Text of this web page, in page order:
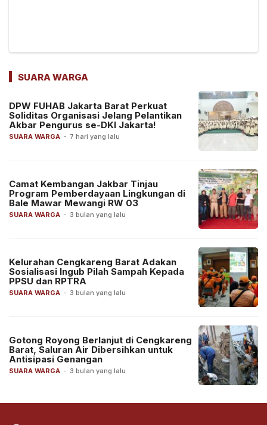
SUARA WARGA
SUARA WARGA - 7 hari yang lalu
DPW FUHAB Jakarta Barat Perkuat
Soliditas Organisasi Jelang Pelantikan
Akbar Pengurus se-DKI Jakarta!
SUARA WARGA - 3 bulan yang lalu
Camat Kembangan Jakbar Tinjau
Program Pemberdayaan Lingkungan di
Bale Mawar Mewangi RW 03
SUARA WARGA - 3 bulan yang lalu
Kelurahan Cengkareng Barat Adakan
Sosialisasi Ingub Pilah Sampah Kepada
PPSU dan RPTRA
SUARA WARGA - 3 bulan yang lalu
Gotong Royong Berlanjut di Cengkareng
Barat, Saluran Air Dibersihkan untuk
Antisipasi Genangan